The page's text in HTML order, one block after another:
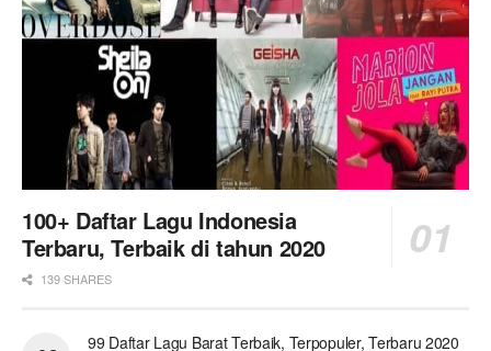
100+ Daftar Lagu Indonesia
Terbaru, Terbaik di tahun 2020
139 SHARES
99 Daftar Lagu Barat Terbaik, Terpopuler, Terbaru 2020